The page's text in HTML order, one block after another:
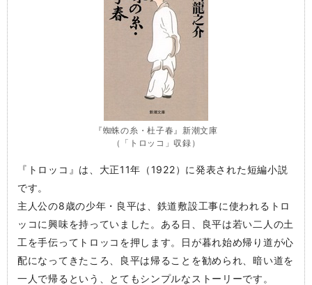
『蜘蛛の糸・杜子春』新潮文庫
（「トロッコ」収録）
『トロッコ』は、大正11年（1922）に発表された短編小説
です。
主人公の8歳の少年・良平は、鉄道敷設工事に使われるトロ
ッコに興味を持っていました。ある日、良平は若い二人の土
工を手伝ってトロッコを押します。日が暮れ始め帰り道が心
配になってきたころ、良平は帰ることを勧められ、暗い道を
一人で帰るという、とてもシンプルなストーリーです。